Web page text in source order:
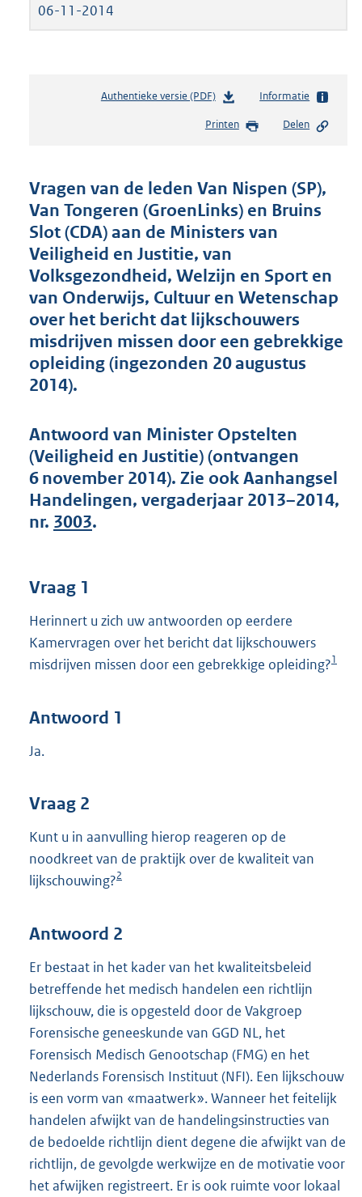
06-11-2014
Authentieke versie (PDF)b
s
d
s
g
r
o
o
t
t
4
Informatie
Printen Delen
Vragen van de leden Van Nispen (SP),
Van Tongeren (GroenLinks) en Bruins
Slot (CDA) aan de Ministers van
Veiligheid en Justitie, van
Volksgezondheid, Welzijn en Sport en
van Onderwijs, Cultuur en Wetenschap
over het bericht dat lijkschouwers
misdrijven missen door een gebrekkige
opleiding (ingezonden 20 augustus
2014).
Antwoord van Minister Opstelten
(Veiligheid en Justitie) (ontvangen
6 november 2014). Zie ook Aanhangsel
Handelingen, vergaderjaar 2013–2014,
nr. 3003.
Vraag 1
Herinnert u zich uw antwoorden op eerdere
Kamervragen over het bericht dat lijkschouwers
misdrijven missen door een gebrekkige opleiding?1
Antwoord 1
Ja.
Vraag 2
Kunt u in aanvulling hierop reageren op de
noodkreet van de praktijk over de kwaliteit van
lijkschouwing?2
Antwoord 2
Er bestaat in het kader van het kwaliteitsbeleid
betreffende het medisch handelen een richtlijn
lijkschouw, die is opgesteld door de Vakgroep
Forensische geneeskunde van GGD NL, het
Forensisch Medisch Genootschap (FMG) en het
Nederlands Forensisch Instituut (NFI). Een lijkschouw
is een vorm van «maatwerk». Wanneer het feitelijk
handelen afwijkt van de handelingsinstructies van
de bedoelde richtlijn dient degene die afwijkt van de
richtlijn, de gevolgde werkwijze en de motivatie voor
het afwijken registreert. Er is ook ruimte voor lokaal